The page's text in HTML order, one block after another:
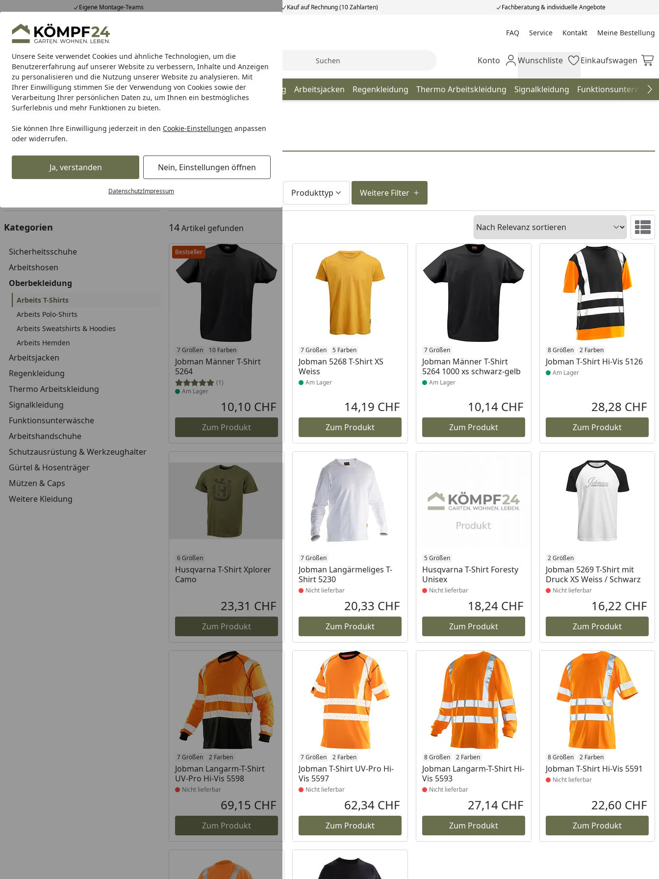
Unsere Seite verwendet Cookies und ähnliche Technologien, um die
Benutzererfahrung auf unserer Website zu verbessern, Inhalte und Anzeigen
zu personalisieren und die Nutzung unserer Website zu analysieren. Mit
Ihrer Einwilligung stimmen Sie der Verwendung von Cookies sowie der
Verarbeitung Ihrer persönlichen Daten zu, um Ihnen ein bestmögliches
Surferlebnis und mehr Funktionen zu bieten.
Sie können Ihre Einwilligung jederzeit in den Cookie-Einstellungen anpassen
oder widerrufen.
Ja, verstanden Nein, Einstellungen öffnen
DatenschutzImpressum
Eigene Montage-Teams Kauf auf Rechnung (10 Zahlarten) Fachberatung & individuelle Angebote
Hotline0 71 588 01 81
Mo-Fr. 8-16 Uhr 25.957 Bewertungen FAQ Service Kontakt Meine Bestellung
Meine Bestellung
Alle Produkte
Alle ProdukteHighlights Tipps & Tricks Suche Mein Konto
Konto Wunschliste
Wunschliste Einkaufswagen
Einkaufswagen
Arbeitskleidung Sicherheitsschuhe Arbeitshosen Oberbekleidung Arbeitsjacken Regenkleidung Thermo Arbeitskleidung Signalkleidung
Startseite
Arbeits T-Shirts
Ihre Artikelübersicht
Am Lager Sofort lieferbar Produkttyp Weitere Filter
Kategorien
Sicherheitsschuhe
Arbeitshosen
Oberbekleidung
Arbeits T-Shirts
Arbeits Polo-Shirts
Arbeits Sweatshirts & Hoodies
Arbeits Hemden
Arbeitsjacken
Regenkleidung
Thermo Arbeitskleidung
Signalkleidung
Funktionsunterwäsche
Arbeitshandschuhe
Schutzausrüstung & Werkzeughalter
Gürtel & Hosenträger
Mützen & Caps
Weitere Kleidung
14Artikel gefunden
Sortieren
Bestseller
7 Größen 10 Farben
Jobman Männer T-Shirt
5264
(1)
Produkt am Lager
Am Lager
10,10 CHF
Zum Produkt
7 Größen 5 Farben
Jobman 5268 T-Shirt XS
Weiss
Produkt am Lager
Am Lager
14,19 CHF
Zum Produkt
7 Größen
Jobman Männer T-Shirt
5264 1000 xs schwarz-gelb
Produkt am Lager
Am Lager
10,14 CHF
Zum Produkt
8 Größen 2 Farben
Jobman T-Shirt Hi-Vis 5126
Produkt am Lager
Am Lager
28,28 CHF
Zum Produkt
6 Größen
Husqvarna T-Shirt Xplorer
Camo
23,31 CHF
Zum Produkt
7 Größen
Jobman Langärmeliges T-
Shirt 5230
Produkt nicht lieferbar
Nicht lieferbar
20,33 CHF
Zum Produkt
5 Größen
Husqvarna T-Shirt Foresty
Unisex
Produkt nicht lieferbar
Nicht lieferbar
18,24 CHF
Zum Produkt
2 Größen
Jobman 5269 T-Shirt mit
Druck XS Weiss / Schwarz
Produkt nicht lieferbar
Nicht lieferbar
16,22 CHF
Zum Produkt
7 Größen 2 Farben
Jobman Langarm-T-Shirt
UV-Pro Hi-Vis 5598
Produkt nicht lieferbar
Nicht lieferbar
69,15 CHF
Zum Produkt
7 Größen 2 Farben
Jobman T-Shirt UV-Pro Hi-
Vis 5597
Produkt nicht lieferbar
Nicht lieferbar
62,34 CHF
Zum Produkt
8 Größen 2 Farben
Jobman Langarm-T-Shirt Hi-
Vis 5593
Produkt nicht lieferbar
Nicht lieferbar
27,14 CHF
Zum Produkt
8 Größen 2 Farben
Jobman T-Shirt Hi-Vis 5591
Produkt nicht lieferbar
Nicht lieferbar
22,60 CHF
Zum Produkt